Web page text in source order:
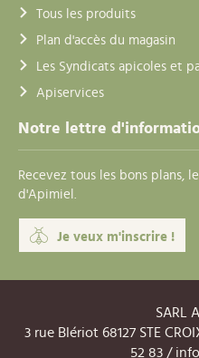
Tous les produits
Plan d'accès du magasin
Les Syndicats apicoles et
Apiservices
Notre lettre
Recevez tous les bons plans,
d'Apimiel.
Je veux m'inscrire !
SARL
3 rue Blériot 68127 STE
52 83 /